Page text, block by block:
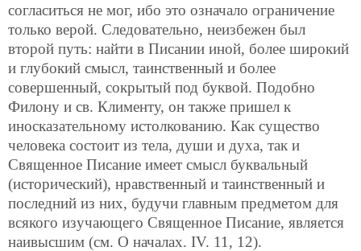
согласиться не мог, ибо это означало ограничение
только верой. Следовательно, неизбежен был
второй путь: найти в Писании иной, более широкий
и глубокий смысл, таинственный и более
совершенный, сокрытый под буквой. Подобно
Филону и св. Клименту, он также пришел к
иносказательному истолкованию. Как существо
человека состоит из тела, души и духа, так и
Священное Писание имеет смысл буквальный
(исторический), нравственный и таинственный и
последний из них, будучи главным предметом для
всякого изучающего Священное Писание, является
наивысшим (см. О началах. IV. 11, 12).